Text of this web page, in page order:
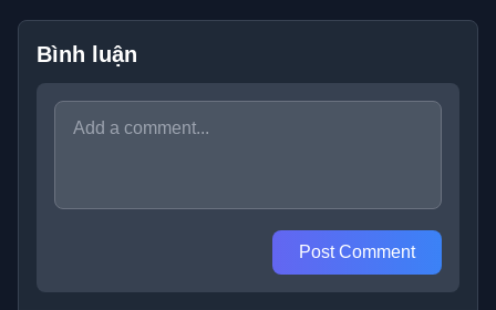
Bình luận
Post Comment